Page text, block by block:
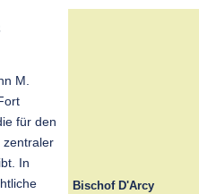
Bischof D'Arcy
M.
für den
zentraler
In